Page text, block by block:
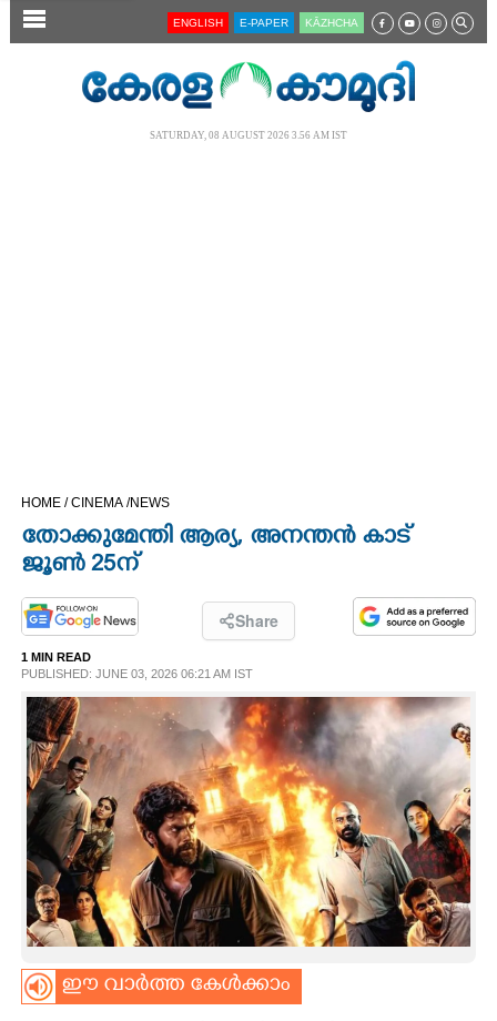
SECTIONS
OPINION
LIFESTYLE
SPIRITUAL
INFO+
ART
ASTRO
ENGLISH E-PAPER KĀZHCHA
SATURDAY, 08 AUGUST 2026 3.56 AM IST
HOME /CINEMA /NEWS
തോക്കുമേന്തി ആര്യ, അനന്തൻ കാട്
ജൂൺ 25ന്
Share
1 MIN READ
PUBLISHED: JUNE 03, 2026 06:21 AM IST
ഈ വാർത്ത കേൾക്കാം